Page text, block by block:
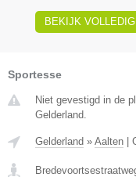
BEKIJK VOLLEDIG
Sportesse
Niet gevestigd in de
Gelderland.
Gelderland » Aalten |